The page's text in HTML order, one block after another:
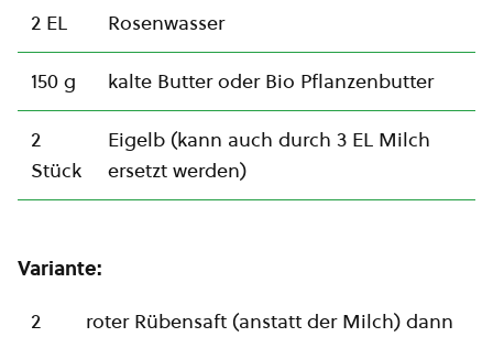
2 EL Rosenwasser
150 g kalte Butter oder Bio Pflanzenbutter
2
Stück
Eigelb (kann auch durch 3 EL Milch
ersetzt werden)
Variante:
2
roter Rübensaft (anstatt der Milch) dann